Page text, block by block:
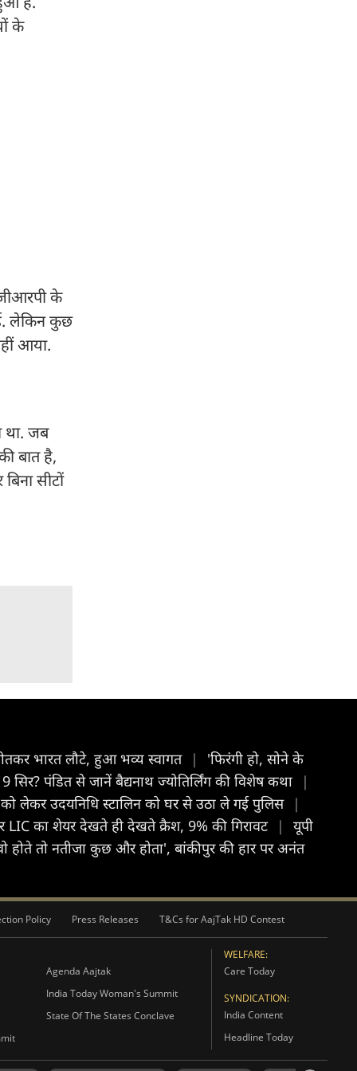
के
के
लेकिन कुछ
आया.
था. जब
बात है,
सीटों
भारत लौटे, हुआ भव्य स्वागत |
'फिरंगी हो, सोने के
पंडित से जानें बैद्यनाथ ज्योतिर्लिंग की विशेष कथा
|
लेकर उदयनिधि स्टालिन को घर से उठा ले गई पुलिस |
का शेयर देखते ही देखते क्रैश, 9% की गिरावट |
यूपी
होते तो नतीजा कुछ और होता', बांकीपुर की हार पर अनंत
Policy Press Releases T&Cs for AajTak HD Contest
Agenda Aajtak
India Today Woman's Summit
State Of The States Conclave
WELFARE:
Care Today
SYNDICATION:
India Content
Headline Today